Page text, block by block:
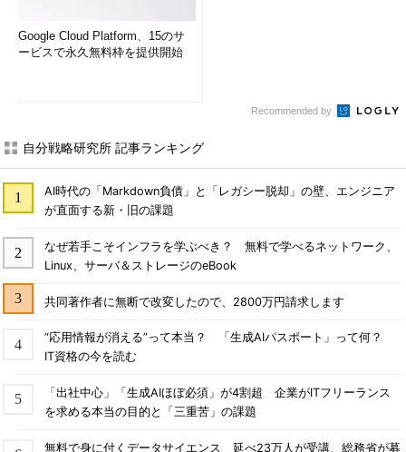
Google Cloud Platform、15のサ
ービスで永久無料枠を提供開始
Recommended by
自分戦略研究所 記事ランキング
AI時代の「Markdown負債」と「レガシー脱却」の壁、エンジニア
が直面する新・旧の課題
なぜ若手こそインフラを学ぶべき？ 無料で学べるネットワーク、
Linux、サーバ＆ストレージのeBook
共同著作者に無断で改変したので、2800万円請求します
“応用情報が消える”って本当？ 「生成AIパスポート」って何？
IT資格の今を読む
「出社中心」「生成AIほぼ必須」が4割超 企業がITフリーランス
を求める本当の目的と「三重苦」の課題
無料で身に付くデータサイエンス 延べ23万人が受講、総務省が募